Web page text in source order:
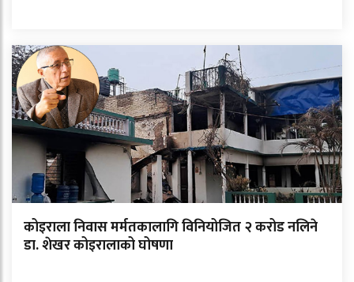
कोइराला निवास मर्मतकालागि विनियोजित २ करोड नलिने
डा. शेखर कोइरालाको घोषणा